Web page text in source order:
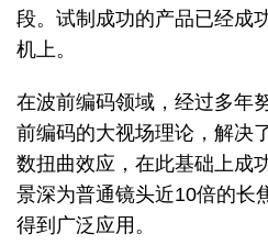
段。试制成功的产品已经成
机上。
在波前编码领域，经过多年
前编码的大视场理论，解决
数扭曲效应，在此基础上成
景深为普通镜头近10倍的长
得到广泛应用。